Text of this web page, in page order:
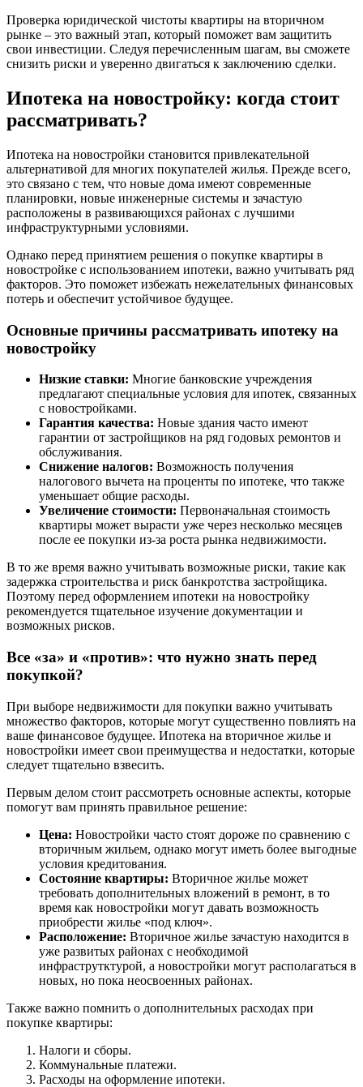
Проверка юридической чистоты квартиры на вторичном
рынке – это важный этап, который поможет вам защитить
свои инвестиции. Следуя перечисленным шагам, вы сможете
снизить риски и уверенно двигаться к заключению сделки.
Ипотека на новостройку: когда стоит
рассматривать?
Ипотека на новостройки становится привлекательной
альтернативой для многих покупателей жилья. Прежде всего,
это связано с тем, что новые дома имеют современные
планировки, новые инженерные системы и зачастую
расположены в развивающихся районах с лучшими
инфраструктурными условиями.
Однако перед принятием решения о покупке квартиры в
новостройке с использованием ипотеки, важно учитывать ряд
факторов. Это поможет избежать нежелательных финансовых
потерь и обеспечит устойчивое будущее.
Основные причины рассматривать ипотеку на
новостройку
Низкие ставки: Многие банковские учреждения
предлагают специальные условия для ипотек, связанных
с новостройками.
Гарантия качества: Новые здания часто имеют
гарантии от застройщиков на ряд годовых ремонтов и
обслуживания.
Снижение налогов: Возможность получения
налогового вычета на проценты по ипотеке, что также
уменьшает общие расходы.
Увеличение стоимости: Первоначальная стоимость
квартиры может вырасти уже через несколько месяцев
после ее покупки из-за роста рынка недвижимости.
В то же время важно учитывать возможные риски, такие как
задержка строительства и риск банкротства застройщика.
Поэтому перед оформлением ипотеки на новостройку
рекомендуется тщательное изучение документации и
возможных рисков.
Все «за» и «против»: что нужно знать перед
покупкой?
При выборе недвижимости для покупки важно учитывать
множество факторов, которые могут существенно повлиять на
ваше финансовое будущее. Ипотека на вторичное жилье и
новостройки имеет свои преимущества и недостатки, которые
следует тщательно взвесить.
Первым делом стоит рассмотреть основные аспекты, которые
помогут вам принять правильное решение:
Цена: Новостройки часто стоят дороже по сравнению с
вторичным жильем, однако могут иметь более выгодные
условия кредитования.
Состояние квартиры: Вторичное жилье может
требовать дополнительных вложений в ремонт, в то
время как новостройки могут давать возможность
приобрести жилье «под ключ».
Расположение: Вторичное жилье зачастую находится в
уже развитых районах с необходимой
инфраструтктурой, а новостройки могут располагаться в
новых, но пока неосвоенных районах.
Также важно помнить о дополнительных расходах при
покупке квартиры:
Налоги и сборы.
Коммунальные платежи.
Расходы на оформление ипотеки.